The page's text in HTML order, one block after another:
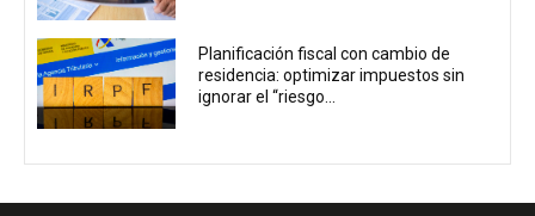
Planificación fiscal con cambio de
residencia: optimizar impuestos sin
ignorar el “riesgo...